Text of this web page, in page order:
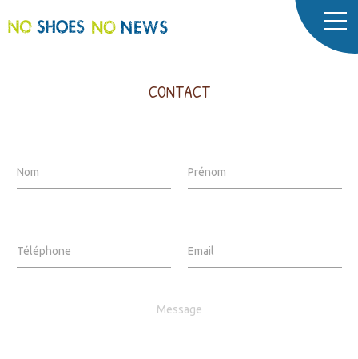
CONTACT
Nom Prénom
Téléphone Email
Message